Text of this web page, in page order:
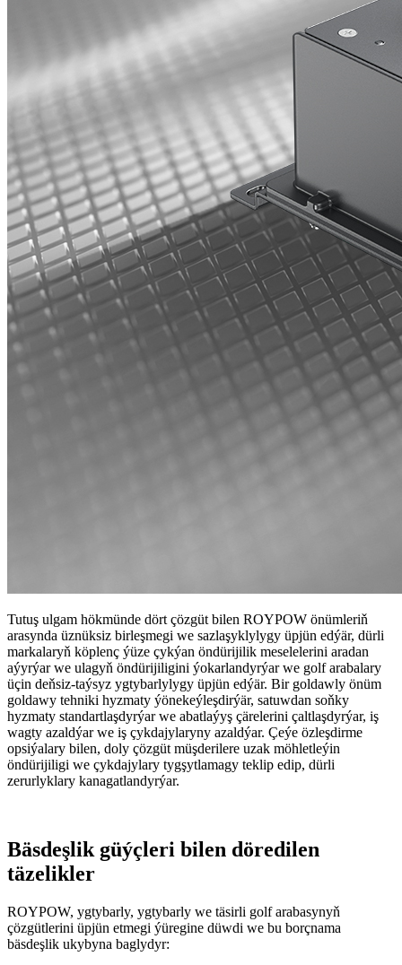
Tutuş ulgam hökmünde dört çözgüt bilen ROYPOW önümleriň
arasynda üznüksiz birleşmegi we sazlaşyklylygy üpjün edýär, dürli
markalaryň köplenç ýüze çykýan öndürijilik meselelerini aradan
aýyrýar we ulagyň öndürijiligini ýokarlandyrýar we golf arabalary
üçin deňsiz-taýsyz ygtybarlylygy üpjün edýär. Bir goldawly önüm
goldawy tehniki hyzmaty ýönekeýleşdirýär, satuwdan soňky
hyzmaty standartlaşdyrýar we abatlaýyş çärelerini çaltlaşdyrýar, iş
wagty azaldýar we iş çykdajylaryny azaldýar. Çeýe özleşdirme
opsiýalary bilen, doly çözgüt müşderilere uzak möhletleýin
öndürijiligi we çykdajylary tygşytlamagy teklip edip, dürli
zerurlyklary kanagatlandyrýar.
Bäsdeşlik güýçleri bilen döredilen
täzelikler
ROYPOW, ygtybarly, ygtybarly we täsirli golf arabasynyň
çözgütlerini üpjün etmegi ýüregine düwdi we bu borçnama
bäsdeşlik ukybyna baglydyr: